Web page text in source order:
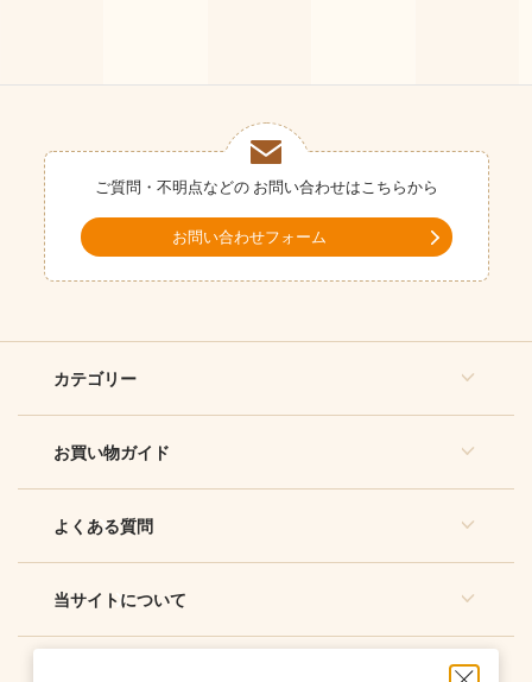
ご質問・不明点などの お問い合わせはこちらから
お問い合わせフォーム
カテゴリー
お買い物ガイド
よくある質問
当サイトについて